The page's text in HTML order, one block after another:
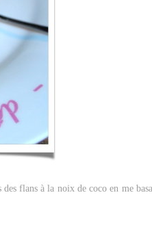
flans à la noix de coco en me